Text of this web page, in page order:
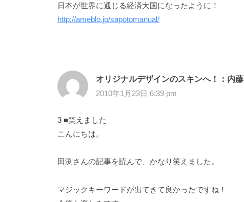
日本が世界に通じる経済大国になったように！
http://ameblo.jp/sapotomanual/
オリジナルデザインのスキンへ！：内藤
2010年1月23日 6:39 pm
3 ■笑えました
こんにちは。
田渕さんの記事を読んで、かなり笑えました。
マジックキーワードが出てきて良かったですね！